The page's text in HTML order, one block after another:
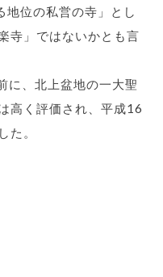
地位の私営の寺」とし
寺」ではないかとも言
に、北上盆地の一大聖
高く評価され、平成16
た。